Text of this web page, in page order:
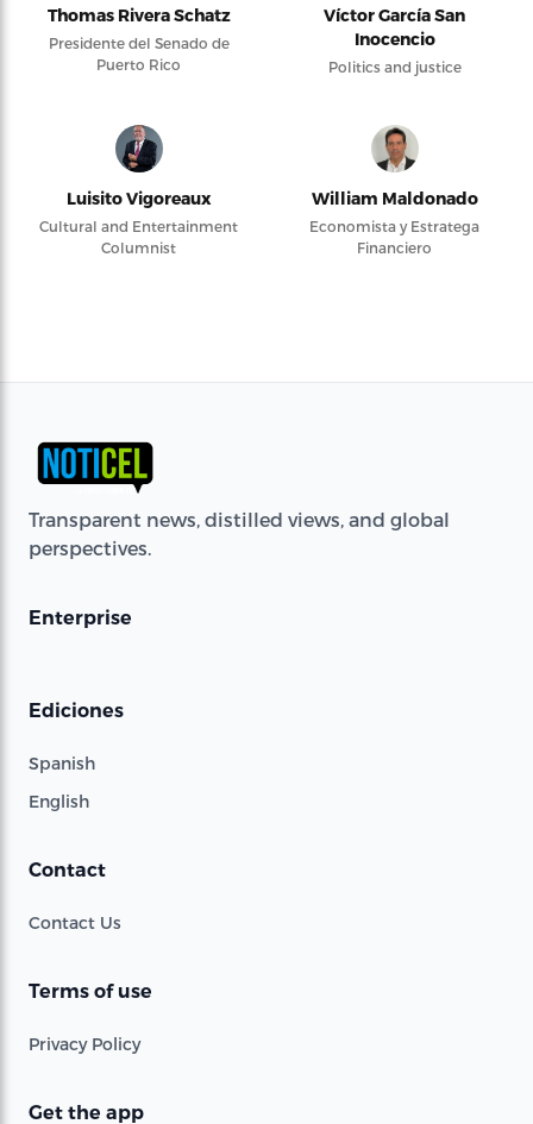
Thomas Rivera Schatz
Presidente del Senado de
Puerto Rico
Víctor García San
Inocencio
Politics and justice
Luisito Vigoreaux
Cultural and Entertainment
Columnist
William Maldonado
Economista y Estratega
Financiero
Transparent news, distilled views, and global
perspectives.
Enterprise
Ediciones
Spanish
English
Contact
Contact Us
Terms of use
Privacy Policy
Get the app